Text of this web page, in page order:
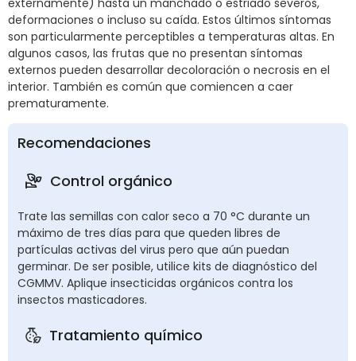
deformaciones o incluso su caída. Estos últimos síntomas
son particularmente perceptibles a temperaturas altas. En
algunos casos, las frutas que no presentan síntomas
externos pueden desarrollar decoloración o necrosis en el
interior. También es común que comiencen a caer
prematuramente.
Recomendaciones
Control orgánico
Trate las semillas con calor seco a 70 °C durante un
máximo de tres días para que queden libres de
partículas activas del virus pero que aún puedan
germinar. De ser posible, utilice kits de diagnóstico del
CGMMV. Aplique insecticidas orgánicos contra los
insectos masticadores.
Tratamiento químico